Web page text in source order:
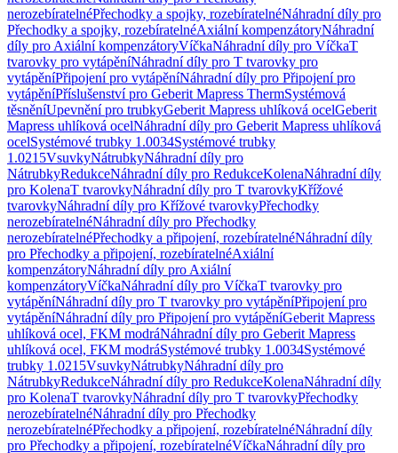
nerozebíratelnéPřechodky a spojky, rozebíratelnéNáhradní díly pro
Přechodky a spojky, rozebíratelnéAxiální kompenzátoryNáhradní
díly pro Axiální kompenzátoryVíčkaNáhradní díly pro VíčkaT
tvarovky pro vytápěníNáhradní díly pro T tvarovky pro
vytápěníPřipojení pro vytápěníNáhradní díly pro Připojení pro
vytápěníPříslušenství pro Geberit Mapress ThermSystémová
těsněníUpevnění pro trubkyGeberit Mapress uhlíková ocelGeberit
Mapress uhlíková ocelNáhradní díly pro Geberit Mapress uhlíková
ocelSystémové trubky 1.0034Systémové trubky
1.0215VsuvkyNátrubkyNáhradní díly pro
NátrubkyRedukceNáhradní díly pro RedukceKolenaNáhradní díly
pro KolenaT tvarovkyNáhradní díly pro T tvarovkyKřížové
tvarovkyNáhradní díly pro Křížové tvarovkyPřechodky
nerozebíratelnéNáhradní díly pro Přechodky
nerozebíratelnéPřechodky a připojení, rozebíratelnéNáhradní díly
pro Přechodky a připojení, rozebíratelnéAxiální
kompenzátoryNáhradní díly pro Axiální
kompenzátoryVíčkaNáhradní díly pro VíčkaT tvarovky pro
vytápěníNáhradní díly pro T tvarovky pro vytápěníPřipojení pro
vytápěníNáhradní díly pro Připojení pro vytápěníGeberit Mapress
uhlíková ocel, FKM modráNáhradní díly pro Geberit Mapress
uhlíková ocel, FKM modráSystémové trubky 1.0034Systémové
trubky 1.0215VsuvkyNátrubkyNáhradní díly pro
NátrubkyRedukceNáhradní díly pro RedukceKolenaNáhradní díly
pro KolenaT tvarovkyNáhradní díly pro T tvarovkyPřechodky
nerozebíratelnéNáhradní díly pro Přechodky
nerozebíratelnéPřechodky a připojení, rozebíratelnéNáhradní díly
pro Přechodky a připojení, rozebíratelnéVíčkaNáhradní díly pro